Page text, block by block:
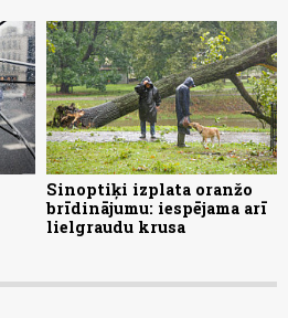
Sinoptiķi izplata oranžo
brīdinājumu: iespējama arī
lielgraudu krusa